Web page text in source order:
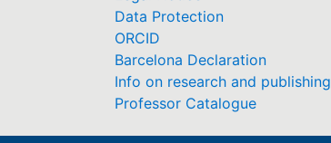
Data Protection
ORCID
Barcelona Declaration
Info on research and publishing
Professor Catalogue